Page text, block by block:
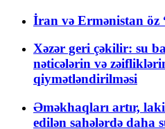
İran və Ermənistan öz
Xəzər geri çəkilir: su
nəticələrin və
qiymətləndirilməsi
Əməkhaqları artır,
edilən sahələrdə daha